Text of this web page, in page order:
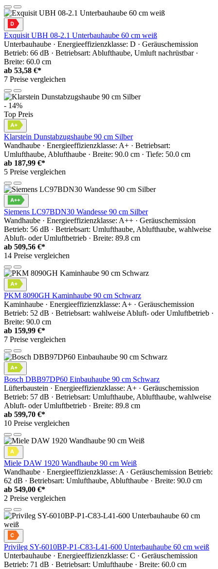
Exquisit UBH 08-2.1 Unterbauhaube 60 cm weiß
Unterbauhaube · Energieeffizienzklasse: D · Geräuschemission
Betrieb: 66 dB · Betriebsart: Ablufthaube, Umluft nachrüstbar ·
Breite: 60.0 cm
ab 53,58 €*
7 Preise vergleichen
- 14%
Top Preis
Klarstein Dunstabzugshaube 90 cm Silber
Wandhaube · Energieeffizienzklasse: A+ · Betriebsart:
Umlufthaube, Ablufthaube · Breite: 90.0 cm · Tiefe: 50.0 cm
ab 187,99 €*
5 Preise vergleichen
Siemens LC97BDN30 Wandesse 90 cm Silber
Wandhaube · Energieeffizienzklasse: A++ · Geräuschemission
Betrieb: 56 dB · Betriebsart: Umlufthaube, Ablufthaube, wahlweise
Abluft- oder Umluftbetrieb · Breite: 89.8 cm
ab 509,56 €*
14 Preise vergleichen
PKM 8090GH Kaminhaube 90 cm Schwarz
Kaminhaube · Energieeffizienzklasse: A+ · Geräuschemission
Betrieb: 52 dB · Betriebsart: wahlweise Abluft- oder Umluftbetrieb ·
Breite: 90.0 cm
ab 159,99 €*
7 Preise vergleichen
Bosch DBB97DP60 Einbauhaube 90 cm Schwarz
Lüfterbaustein · Energieeffizienzklasse: A+ · Geräuschemission
Betrieb: 57 dB · Betriebsart: Umlufthaube, Ablufthaube, wahlweise
Abluft- oder Umluftbetrieb · Breite: 89.8 cm
ab 599,70 €*
10 Preise vergleichen
Miele DAW 1920 Wandhaube 90 cm Weiß
Wandhaube · Energieeffizienzklasse: A · Geräuschemission Betrieb:
62 dB · Betriebsart: Umlufthaube, Ablufthaube · Breite: 90.0 cm
ab 549,00 €*
2 Preise vergleichen
Privileg SY-6010BP-P1-C83-L41-600 Unterbauhaube 60 cm weiß
Unterbauhaube · Energieeffizienzklasse: C · Geräuschemission
Betrieb: 71 dB · Betriebsart: Umlufthaube · Breite: 60.0 cm